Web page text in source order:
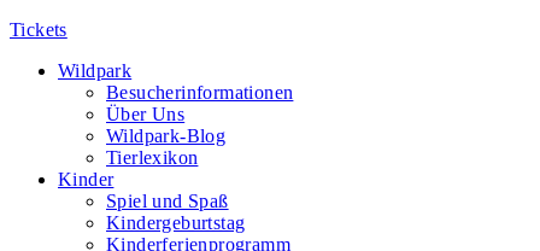
Tickets
Wildpark
Besucherinformationen
Über Uns
Wildpark-Blog
Tierlexikon
Kinder
Spiel und Spaß
Kindergeburtstag
Kinderferienprogramm